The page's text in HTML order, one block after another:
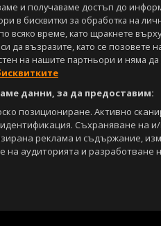
и получаваме достъп до
в бисквитки за обработка на
всяко време, като щракнете
да възразите, като се позовете
на нашите партньори и няма да
данни, за да предоставим:
позициониране. Активно
Съхраняване на
реклама и съдържание,
аудиторията и разработване